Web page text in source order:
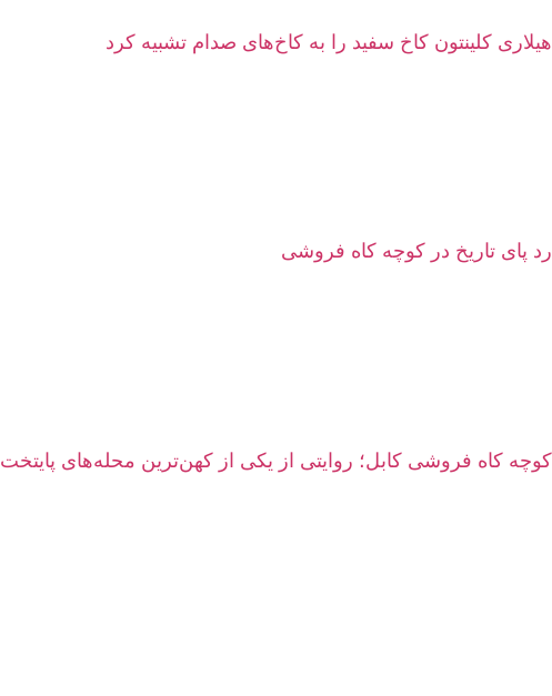
هیلاری کلینتون کاخ سفید را به کاخ‌های صدام تشبیه کرد
رد پای تاریخ در کوچه کاه فروشی
کوچه کاه‌ فروشی کابل؛ روایتی از یکی از کهن‌ترین محله‌های پایتخت